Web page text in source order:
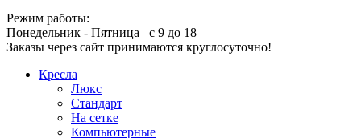
Режим работы:
Понедельник - Пятница с 9 до 18
Заказы через сайт принимаются круглосуточно!
Кресла
Люкс
Стандарт
На сетке
Компьютерные